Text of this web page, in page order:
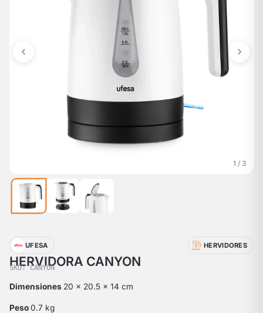
1 / 3
UFESA HERVIDORES
HERVIDORA CANYON
SKU: CANYON
Dimensiones 20 x 20.5 x 14 cm
Peso0.7 kg